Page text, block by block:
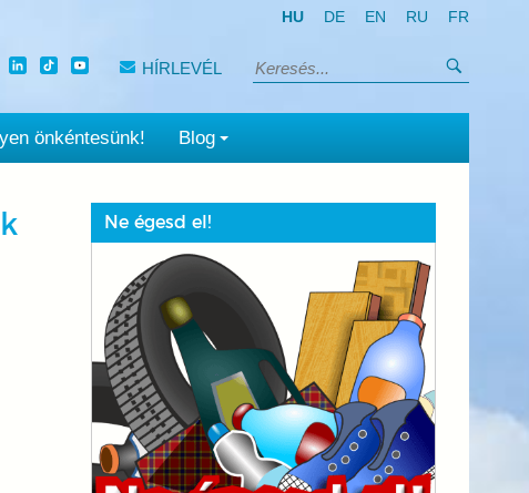
HU DE EN RU FR
HÍRLEVÉL Keresés:
önkéntesünk! Blog
Ne égesd el!